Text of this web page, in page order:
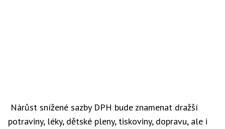
Nárůst snížené sazby DPH bude znamenat dražší
potraviny, léky, dětské pleny, tiskoviny, dopravu, ale i